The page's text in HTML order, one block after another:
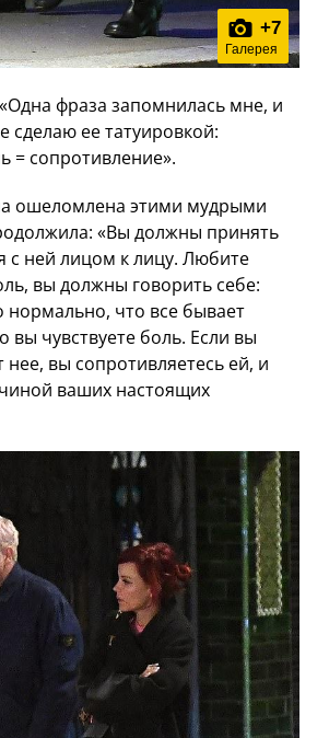
+7
Галерея
фраза запомнилась мне, и
сделаю ее татуировкой:
= сопротивление».
ошеломлена этими мудрыми
«Вы должны принять
с ней лицом к лицу. Любите
вы должны говорить себе:
нормально, что все бывает
вы чувствуете боль. Если вы
нее, вы сопротивляетесь ей, и
ваших настоящих